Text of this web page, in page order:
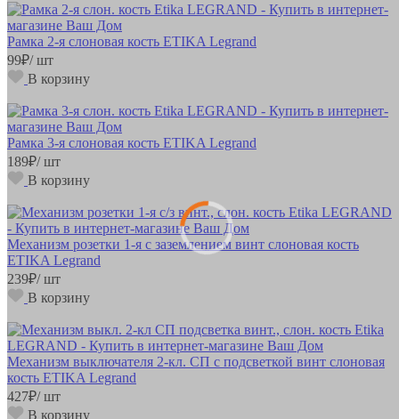
Рамка 2-я слоновая кость ETIKA Legrand
99₽/ шт
В корзину
Рамка 3-я слоновая кость ETIKA Legrand
189₽/ шт
В корзину
Механизм розетки 1-я с заземлением винт слоновая кость
ETIKA Legrand
239₽/ шт
В корзину
Механизм выключателя 2-кл. СП с подсветкой винт слоновая
кость ETIKA Legrand
427₽/ шт
В корзину